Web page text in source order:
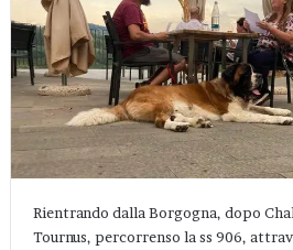
Rientrando dalla Borgogna, dopo
Tournus, percorrenso la ss 906,